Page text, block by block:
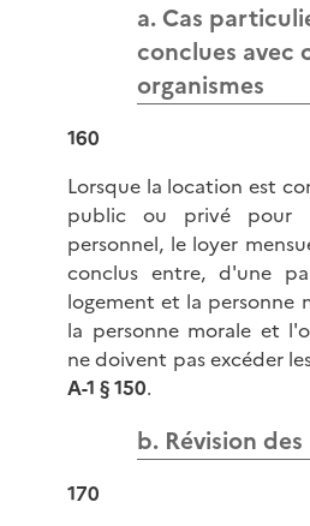
a. Cas
conclues avec
organismes
160
Lorsque la location est
public ou privé pour
personnel, le loyer
conclus entre, d'une
logement et la personne
la personne morale et
ne doivent pas excéder
A-1 § 150.
b. Révision
170